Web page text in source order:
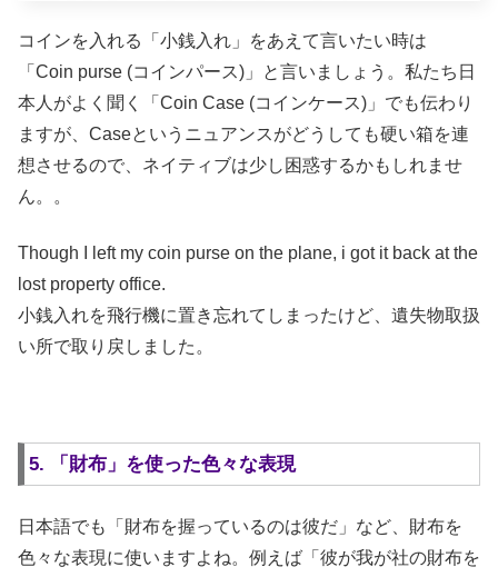
コインを入れる「小銭入れ」をあえて言いたい時は
「Coin purse (コインパース)」と言いましょう。私たち日
本人がよく聞く「Coin Case (コインケース)」でも伝わり
ますが、Caseというニュアンスがどうしても硬い箱を連
想させるので、ネイティブは少し困惑するかもしれませ
ん。。
Though I left my coin purse on the plane, i got it back at the
lost property office.
小銭入れを飛行機に置き忘れてしまったけど、遺失物取扱
い所で取り戻しました。
5. 「財布」を使った色々な表現
日本語でも「財布を握っているのは彼だ」など、財布を
色々な表現に使いますよね。例えば「彼が我が社の財布を